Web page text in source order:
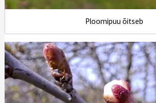
Ploomipuu õitseb